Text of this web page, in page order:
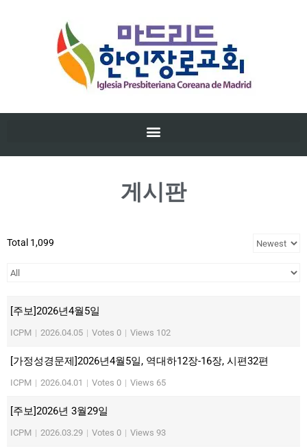
게시판
Total 1,099
[주보]2026년4월5일
ICPM | 2026.04.05 | Votes 0 | Views 102
[가정성경문제]2026년4월5일, 역대하12장-16장, 시편32편
ICPM | 2026.04.01 | Votes 0 | Views 65
[주보]2026년 3월29일
ICPM | 2026.03.29 | Votes 0 | Views 93